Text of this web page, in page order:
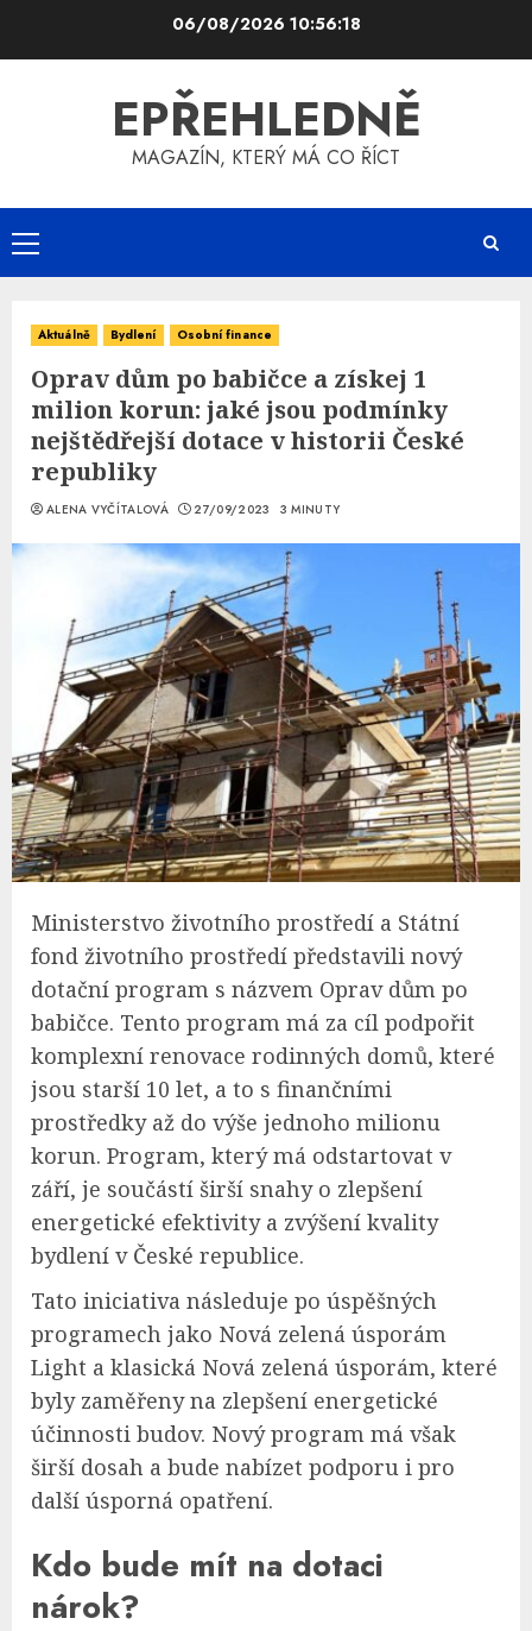
06/08/2026 10:56:19
EPŘEHLEDNĚ
MAGAZÍN, KTERÝ MÁ CO ŘÍCT
Primary
Menu
Aktuálně Bydlení Osobní finance
Oprav dům po babičce a získej 1
milion korun: jaké jsou podmínky
nejštědřejší dotace v historii České
republiky
ALENA VYČÍTALOVÁ 27/09/2023 3 MINUTY
Ministerstvo životního prostředí a Státní
fond životního prostředí představili nový
dotační program s názvem Oprav dům po
babičce. Tento program má za cíl podpořit
komplexní renovace rodinných domů, které
jsou starší 10 let, a to s finančními
prostředky až do výše jednoho milionu
korun. Program, který má odstartovat v
září, je součástí širší snahy o zlepšení
energetické efektivity a zvýšení kvality
bydlení v České republice.
Tato iniciativa následuje po úspěšných
programech jako Nová zelená úsporám
Light a klasická Nová zelená úsporám, které
byly zaměřeny na zlepšení energetické
účinnosti budov. Nový program má však
širší dosah a bude nabízet podporu i pro
další úsporná opatření.
Kdo bude mít na dotaci
nárok?